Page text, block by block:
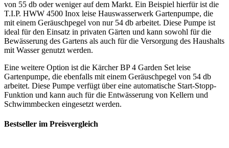
von 55 db oder weniger auf dem Markt. Ein Beispiel hierfür ist die
T.I.P. HWW 4500 Inox leise Hauswasserwerk Gartenpumpe, die
mit einem Geräuschpegel von nur 54 db arbeitet. Diese Pumpe ist
ideal für den Einsatz in privaten Gärten und kann sowohl für die
Bewässerung des Gartens als auch für die Versorgung des Haushalts
mit Wasser genutzt werden.
Eine weitere Option ist die Kärcher BP 4 Garden Set leise
Gartenpumpe, die ebenfalls mit einem Geräuschpegel von 54 db
arbeitet. Diese Pumpe verfügt über eine automatische Start-Stopp-
Funktion und kann auch für die Entwässerung von Kellern und
Schwimmbecken eingesetzt werden.
Bestseller im Preisvergleich